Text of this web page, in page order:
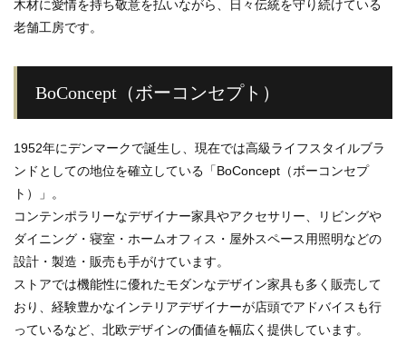
木材に愛情を持ち敬意を払いながら、日々伝統を守り続けている
老舗工房です。
BoConcept（ボーコンセプト）
1952年にデンマークで誕生し、現在では高級ライフスタイルブラ
ンドとしての地位を確立している「BoConcept（ボーコンセプ
ト）」。
コンテンポラリーなデザイナー家具やアクセサリー、リビングや
ダイニング・寝室・ホームオフィス・屋外スペース用照明などの
設計・製造・販売も手がけています。
ストアでは機能性に優れたモダンなデザイン家具も多く販売して
おり、経験豊かなインテリアデザイナーが店頭でアドバイスも行
っているなど、北欧デザインの価値を幅広く提供しています。